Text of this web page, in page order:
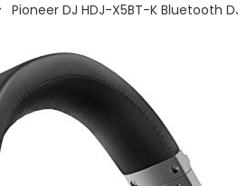
Pioneer DJ HDJ-X5BT-K Bluetooth